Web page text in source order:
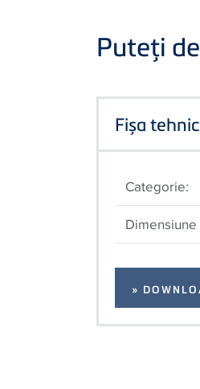
Puteţi
Fișa
Categorie:
»